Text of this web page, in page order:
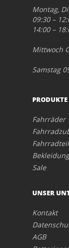
Montag,
09:30 –
14:00 –
Mittwoch
Samstag
PRODUKTE
Fahrräder
Bekleidung
Sale
UNSER
Kontakt
AGB